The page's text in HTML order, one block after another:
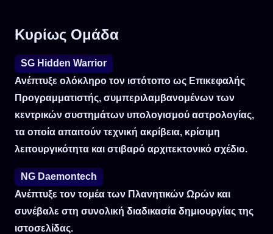
Κυρίως Ομάδα
SG Hidden Warrior
Ανέπτυξε ολόκληρο τον ιστότοπο ως Επικεφαλής
Προγραμματιστής, συμπεριλαμβανομένων των
κεντρικών συστημάτων υπολογισμού αστρολογίας,
τα οποία απαιτούν τεχνική ακρίβεια, κρίσιμη
λειτουργικότητα και στιβαρό αρχιτεκτονικό σχέδιο.
NG Daemontech
Ανέπτυξε τον τομέα των Πλανητικών Ωρών και
συνέβαλε στη συνολική διαδικασία δημιουργίας της
ιστοσελίδας.